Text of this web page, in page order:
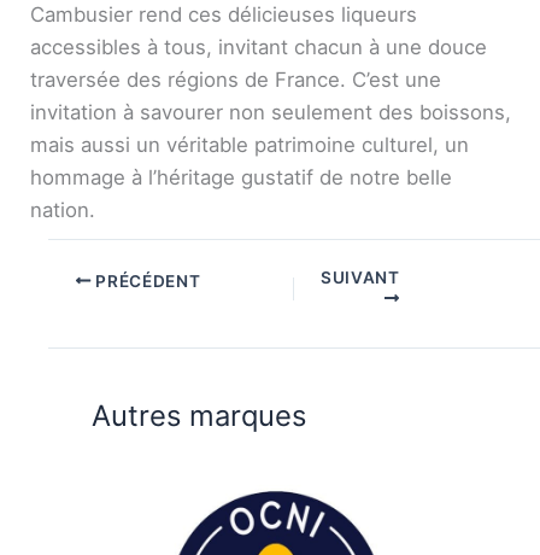
Cambusier rend ces délicieuses liqueurs
accessibles à tous, invitant chacun à une douce
traversée des régions de France. C’est une
invitation à savourer non seulement des boissons,
mais aussi un véritable patrimoine culturel, un
hommage à l’héritage gustatif de notre belle
nation.
PRÉCÉDENT SUIVANT
Autres marques